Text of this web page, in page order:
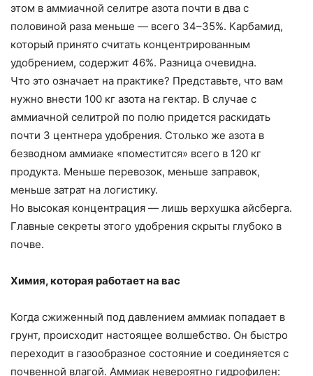
этом в аммиачной селитре азота почти в два с
половиной раза меньше — всего 34–35%. Карбамид,
который принято считать концентрированным
удобрением, содержит 46%. Разница очевидна.
Что это означает на практике? Представьте, что вам
нужно внести 100 кг азота на гектар. В случае с
аммиачной селитрой по полю придется раскидать
почти 3 центнера удобрения. Столько же азота в
безводном аммиаке «поместится» всего в 120 кг
продукта. Меньше перевозок, меньше заправок,
меньше затрат на логистику.
Но высокая концентрация — лишь верхушка айсберга.
Главные секреты этого удобрения скрыты глубоко в
почве.
Химия, которая работает на вас
Когда сжиженный под давлением аммиак попадает в
грунт, происходит настоящее волшебство. Он быстро
переходит в газообразное состояние и соединяется с
почвенной влагой. Аммиак невероятно гидрофилен: